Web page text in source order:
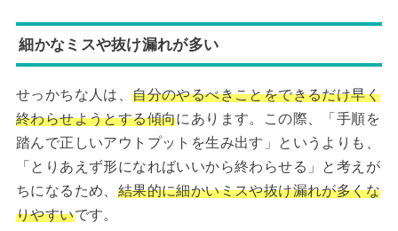
細かなミスや抜け漏れが多い
せっかちな人は、自分のやるべきことをできるだけ早く
終わらせようとする傾向にあります。この際、「手順を
踏んで正しいアウトプットを生み出す」というよりも、
「とりあえず形になればいいから終わらせる」と考えが
ちになるため、 結果的に細かいミスや抜け漏れが多くな
りやすいです。